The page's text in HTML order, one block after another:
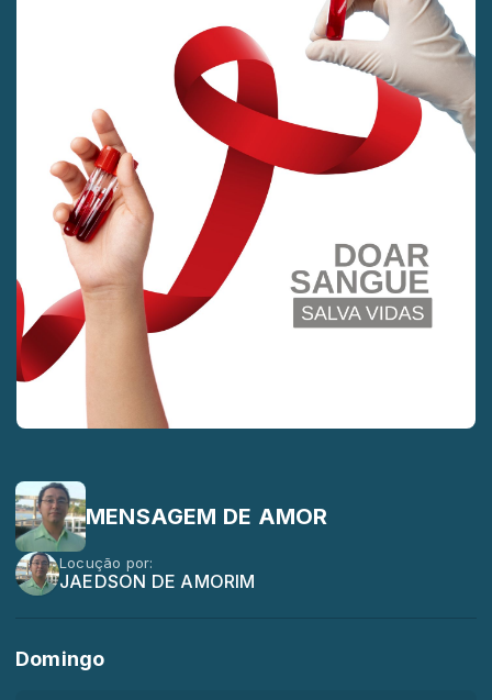
MENSAGEM DE AMOR
Locução por:
JAEDSON DE AMORIM
Domingo